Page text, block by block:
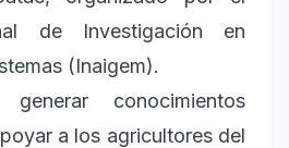
de Investigación en
(Inaigem).
conocimientos
a los agricultores del